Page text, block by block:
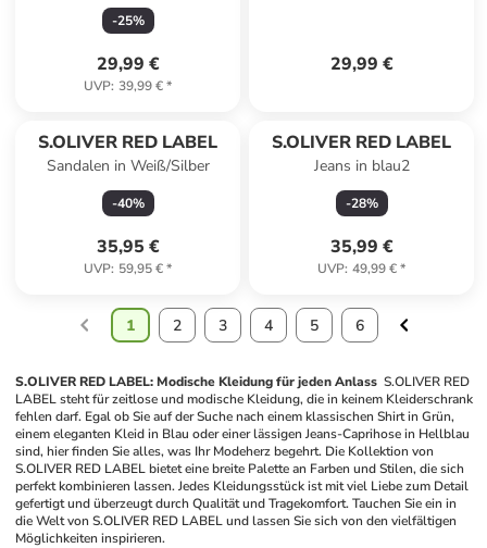
-25%
29,99 €
UVP: 39,99 €*
29,99 €
S.OLIVER RED LABEL
Sandalen in Weiß/Silber
-40%
35,95 €
UVP: 59,95 €*
S.OLIVER RED LABEL
Jeans in blau2
-28%
35,99 €
UVP: 49,99 €*
1 2 3 4 5 6
S.OLIVER RED LABEL: Modische Kleidung für jeden Anlass S.OLIVER RED
LABEL steht für zeitlose und modische Kleidung, die in keinem Kleiderschrank
fehlen darf. Egal ob Sie auf der Suche nach einem klassischen Shirt in Grün,
einem eleganten Kleid in Blau oder einer lässigen Jeans-Caprihose in Hellblau
sind, hier finden Sie alles, was Ihr Modeherz begehrt. Die Kollektion von
S.OLIVER RED LABEL bietet eine breite Palette an Farben und Stilen, die sich
perfekt kombinieren lassen. Jedes Kleidungsstück ist mit viel Liebe zum Detail
gefertigt und überzeugt durch Qualität und Tragekomfort. Tauchen Sie ein in
die Welt von S.OLIVER RED LABEL und lassen Sie sich von den vielfältigen
Möglichkeiten inspirieren.